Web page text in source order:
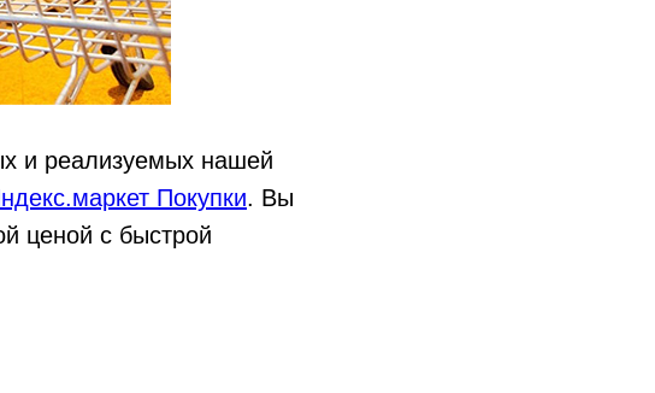
и реализуемых нашей
Покупки. Вы
ценой с быстрой